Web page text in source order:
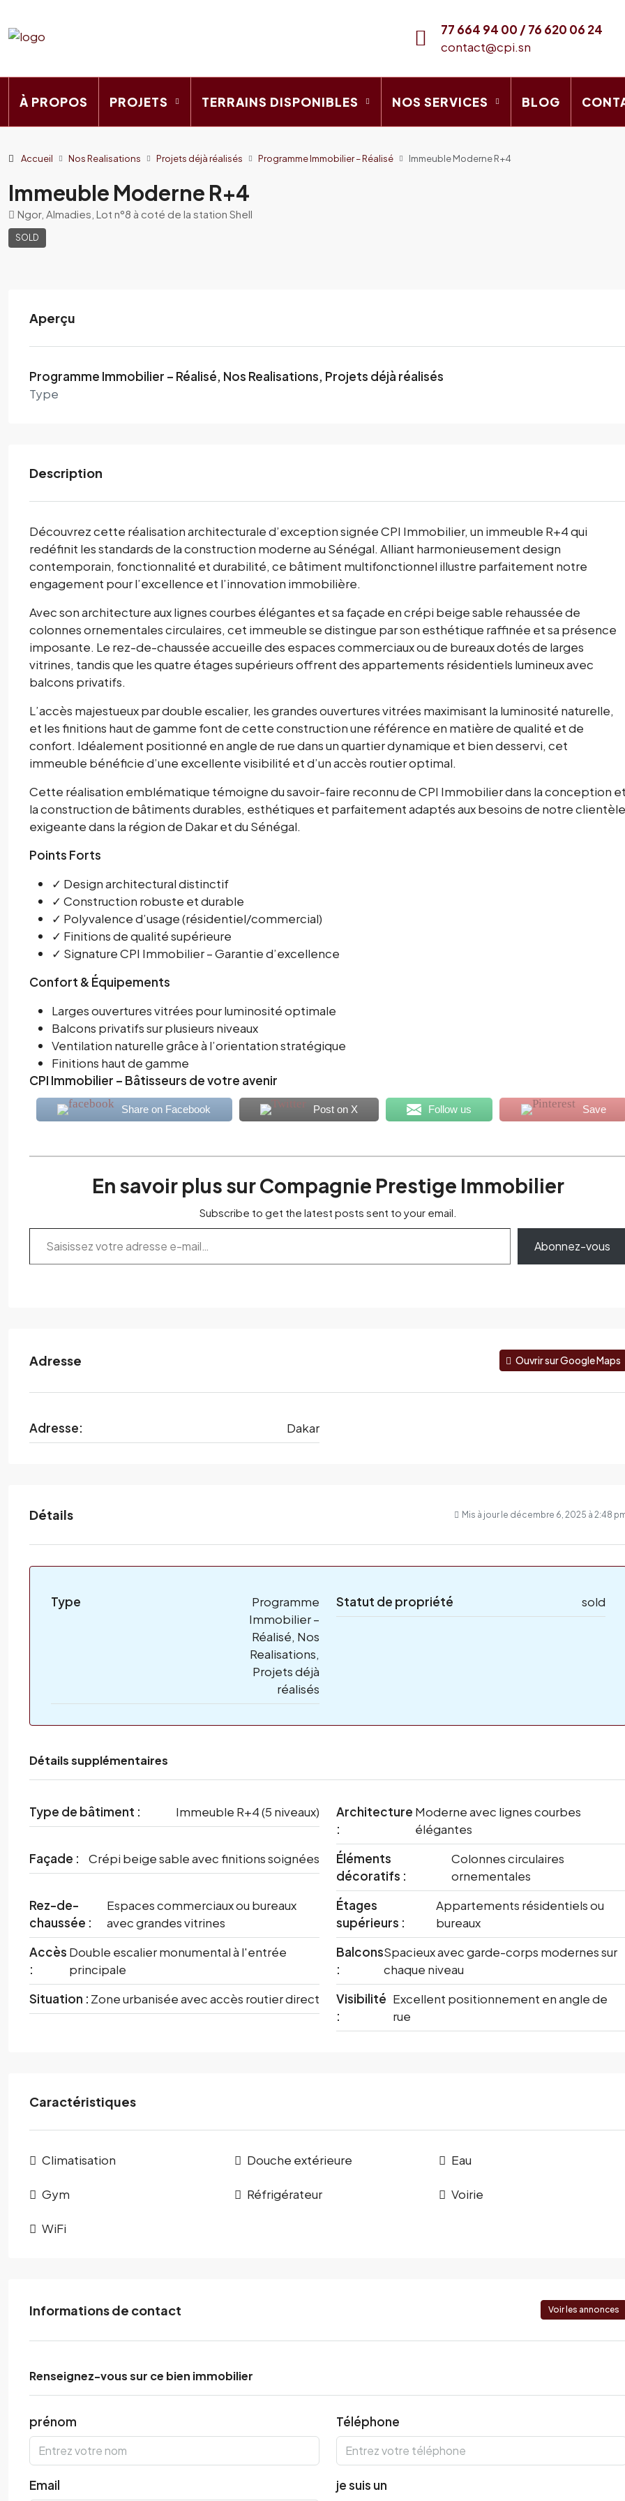
77 664 94 00 / 76 620 06 24
contact@cpi.sn
À PROPOS PROJETS TERRAINS DISPONIBLES NOS SERVICES BLOG
Accueil Nos Realisations Projets déjà réalisés Programme Immobilier – Réalisé Immeuble Moderne R+4
Immeuble Moderne R+4
Ngor, Almadies, Lot n°8 à coté de la station Shell
SOLD
Aperçu
Programme Immobilier – Réalisé, Nos Realisations, Projets déjà réalisés
Type
Description
Découvrez cette réalisation architecturale d’exception signée CPI Immobilier, un immeuble R+4 qui
redéfinit les standards de la construction moderne au Sénégal. Alliant harmonieusement design
contemporain, fonctionnalité et durabilité, ce bâtiment multifonctionnel illustre parfaitement notre
engagement pour l’excellence et l’innovation immobilière.
Avec son architecture aux lignes courbes élégantes et sa façade en crépi beige sable rehaussée de
colonnes ornementales circulaires, cet immeuble se distingue par son esthétique raffinée et sa présence
imposante. Le rez-de-chaussée accueille des espaces commerciaux ou de bureaux dotés de larges
vitrines, tandis que les quatre étages supérieurs offrent des appartements résidentiels lumineux avec
balcons privatifs.
L’accès majestueux par double escalier, les grandes ouvertures vitrées maximisant la luminosité naturelle,
et les finitions haut de gamme font de cette construction une référence en matière de qualité et de
confort. Idéalement positionné en angle de rue dans un quartier dynamique et bien desservi, cet
immeuble bénéficie d’une excellente visibilité et d’un accès routier optimal.
Cette réalisation emblématique témoigne du savoir-faire reconnu de CPI Immobilier dans la conception
la construction de bâtiments durables, esthétiques et parfaitement adaptés aux besoins de notre clientèle
exigeante dans la région de Dakar et du Sénégal.
Points Forts
✓ Design architectural distinctif
✓ Construction robuste et durable
✓ Polyvalence d’usage (résidentiel/commercial)
✓ Finitions de qualité supérieure
✓ Signature CPI Immobilier – Garantie d’excellence
Confort & Équipements
Larges ouvertures vitrées pour luminosité optimale
Balcons privatifs sur plusieurs niveaux
Ventilation naturelle grâce à l’orientation stratégique
Finitions haut de gamme
CPI Immobilier – Bâtisseurs de votre avenir
Share on Facebook Post on X Follow us Save
En savoir plus sur Compagnie Prestige Immobilier
Subscribe to get the latest posts sent to your email.
Saisissez votre adresse e-mail…
Abonnez-vous
Adresse Ouvrir sur Google Maps
Adresse: Dakar
Détails Mis à jour le décembre 6, 2025 à 2:48
Type
Programme
Immobilier –
Réalisé, Nos
Realisations,
Projets déjà
réalisés
Statut de propriété sold
Détails supplémentaires
Type de bâtiment : Immeuble R+4 (5 niveaux)
Architecture
:
Moderne avec lignes courbes
élégantes
Façade :
Crépi beige sable avec finitions soignées
Éléments
décoratifs :
Colonnes circulaires
ornementales
Rez-de-
chaussée :
Espaces commerciaux ou bureaux
avec grandes vitrines
Étages
supérieurs :
Appartements résidentiels ou
bureaux
Accès
:
Double escalier monumental à l'entrée
principale
Balcons
:
Spacieux avec garde-corps modernes sur
chaque niveau
Situation : Zone urbanisée avec accès routier direct
Visibilité
:
Excellent positionnement en angle de
rue
Caractéristiques
Climatisation Douche extérieure Eau
Gym Réfrigérateur Voirie
WiFi
Informations de contact Voir les annonces
Renseignez-vous sur ce bien immobilier
prénom Téléphone
Email je suis un